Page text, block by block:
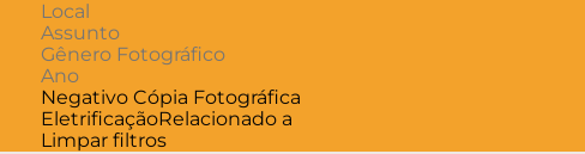
Negativo Cópia Fotográfica
EletrificaçãoRelacionado a
Limpar filtros